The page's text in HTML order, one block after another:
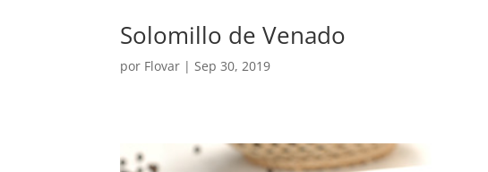
Solomillo de Venado
por Flovar | Sep 30, 2019